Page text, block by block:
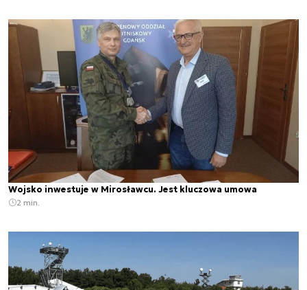
Wojsko inwestuje w Mirosławcu. Jest kluczowa umowa
2 min.